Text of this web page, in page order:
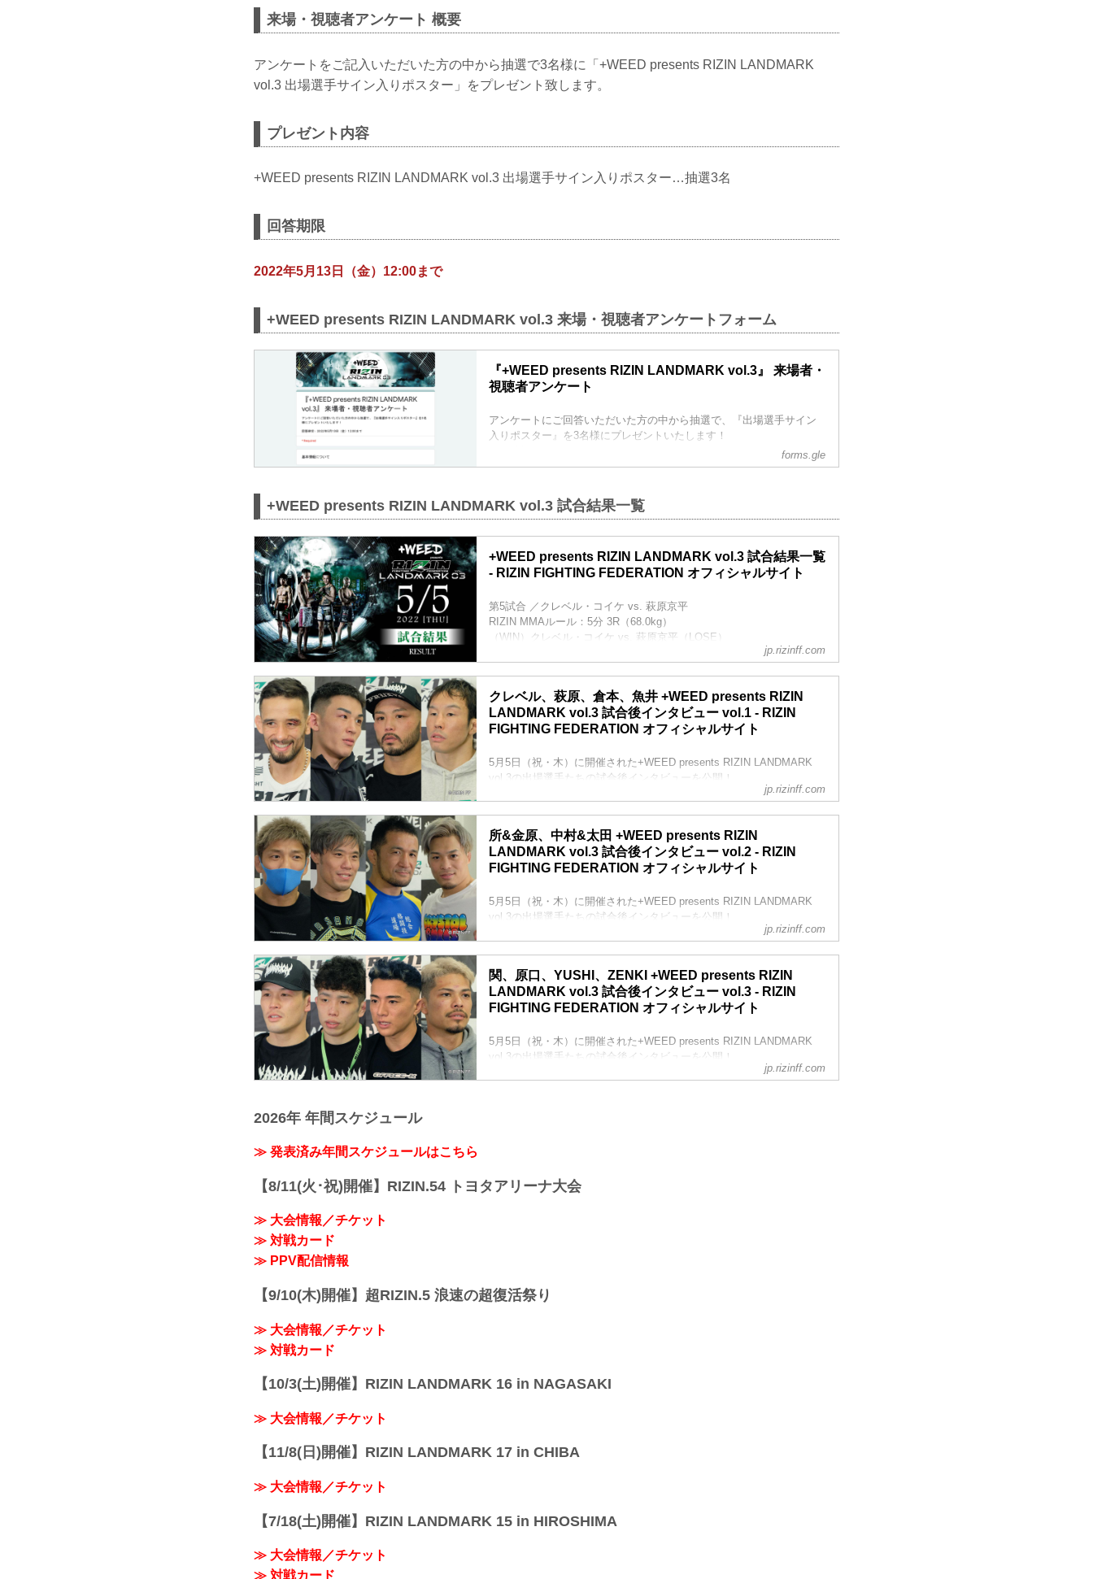
来場・視聴者アンケート 概要
アンケートをご記入いただいた方の中から抽選で3名様に「+WEED presents RIZIN LANDMARK
vol.3 出場選手サイン入りポスター」をプレゼント致します。
プレゼント内容
+WEED presents RIZIN LANDMARK vol.3 出場選手サイン入りポスター…抽選3名
回答期限
2022年5月13日（金）12:00まで
+WEED presents RIZIN LANDMARK vol.3 来場・視聴者アンケートフォーム
『+WEED presents RIZIN LANDMARK vol.3』 来場者・
視聴者アンケート
アンケートにご回答いただいた方の中から抽選で、『出場選手サイン
入りポスター』を3名様にプレゼントいたします！
forms.gle
+WEED presents RIZIN LANDMARK vol.3 試合結果一覧
+WEED presents RIZIN LANDMARK vol.3 試合結果一覧
- RIZIN FIGHTING FEDERATION オフィシャルサイト
第5試合 ／クレベル・コイケ vs. 萩原京平
RIZIN MMAルール：5分 3R（68.0kg）
（WIN）クレベル・コイケ vs. 萩原京平（LOSE）
1R 1分37秒 SUB（タップアウト：リアネイキッドチョーク）
RIZIN MMAルール：5分 3R（61.0kg）
（WIN）倉本一真 vs. 魚井フルスイング（LOSE）
3R 判定 （3-0）
第3試合 Exciting RIZIN pres...
jp.rizinff.com
クレベル、萩原、倉本、魚井 +WEED presents RIZIN
LANDMARK vol.3 試合後インタビュー vol.1 - RIZIN
FIGHTING FEDERATION オフィシャルサイト
5月5日（祝・木）に開催された+WEED presents RIZIN LANDMARK
vol.3の出場選手たちの試合後インタビューを公開！
クレベル・コイケ「次はタイトルマッチでよろしくお願いします！」
youtu.be
ーー宣言通りのリアネイキッドチョークでした。今のお気持ちは？
クレベル 嬉しいです。ハハハハハ！良かったね、ありがとうございま
ーー目の傷が痛そうで...
jp.rizinff.com
所&金原、中村&太田 +WEED presents RIZIN
LANDMARK vol.3 試合後インタビュー vol.2 - RIZIN
FIGHTING FEDERATION オフィシャルサイト
5月5日（祝・木）に開催された+WEED presents RIZIN LANDMARK
vol.3の出場選手たちの試合後インタビューを公開！
所英男「やられ役で終わっちゃいました」金原正徳「色々難しいなと
LANDMARK vol.3
youtu.be
ーーグラップリングタッグマッチを終えての率直な感想をお願いしま
金原 やっぱこう、タッグの難しさ、グラップリングの難しさ、ちょっ
と観客もい...
jp.rizinff.com
関、原口、YUSHI、ZENKI +WEED presents RIZIN
LANDMARK vol.3 試合後インタビュー vol.3 - RIZIN
FIGHTING FEDERATION オフィシャルサイト
5月5日（祝・木）に開催された+WEED presents RIZIN LANDMARK
vol.3の出場選手たちの試合後インタビューを公開！
ーーそれは、試合直後にマイクで話していたよ...
jp.rizinff.com
2026年 年間スケジュール
≫ 発表済み年間スケジュールはこちら
【8/11(火･祝)開催】RIZIN.54 トヨタアリーナ大会
≫ 大会情報／チケット
≫ 対戦カード
≫ PPV配信情報
【9/10(木)開催】超RIZIN.5 浪速の超復活祭り
≫ 大会情報／チケット
≫ 対戦カード
【10/3(土)開催】RIZIN LANDMARK 16 in NAGASAKI
≫ 大会情報／チケット
【11/8(日)開催】RIZIN LANDMARK 17 in CHIBA
≫ 大会情報／チケット
【7/18(土)開催】RIZIN LANDMARK 15 in HIROSHIMA
≫ 大会情報／チケット
≫ 対戦カード